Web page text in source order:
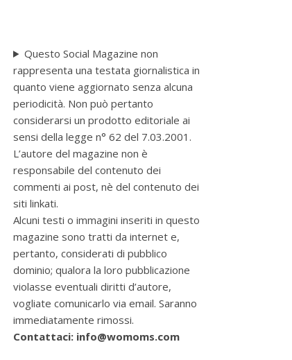
Questo Social Magazine non
rappresenta una testata giornalistica in
quanto viene aggiornato senza alcuna
periodicità. Non può pertanto
considerarsi un prodotto editoriale ai
sensi della legge n° 62 del 7.03.2001.
L’autore del magazine non è
responsabile del contenuto dei
commenti ai post, nè del contenuto dei
siti linkati.
Alcuni testi o immagini inseriti in questo
magazine sono tratti da internet e,
pertanto, considerati di pubblico
dominio; qualora la loro pubblicazione
violasse eventuali diritti d’autore,
vogliate comunicarlo via email. Saranno
immediatamente rimossi.
Contattaci: info@womoms.com